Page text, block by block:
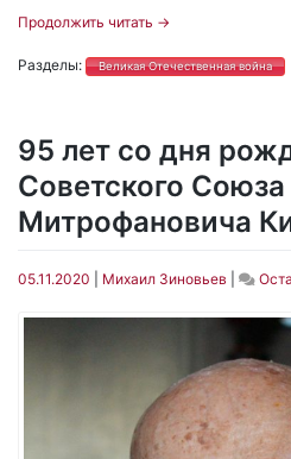
Продолжить читать →
Разделы: Великая Отечественная война
95 лет со дня
Советского
Митрофановича
05.11.2020 Михаил Зиновьев